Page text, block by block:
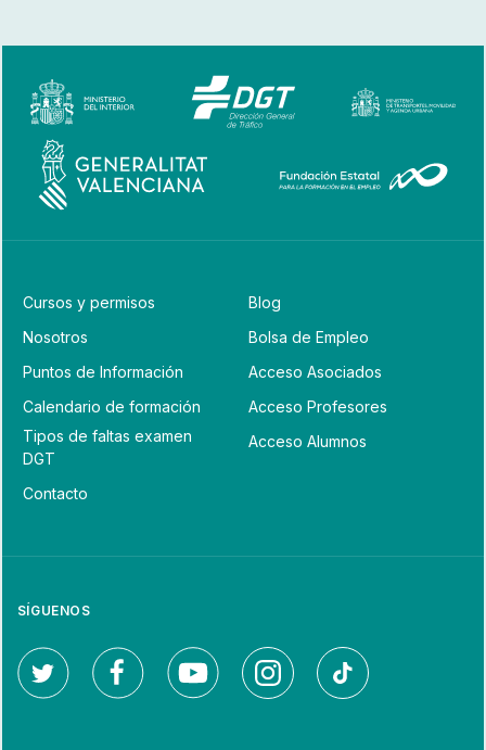
Cursos y permisos
Nosotros
Puntos de Información
Calendario de formación
Tipos de faltas examen
DGT
Contacto
Blog
Bolsa de Empleo
Acceso Asociados
Acceso Profesores
Acceso Alumnos
SÍGUENOS